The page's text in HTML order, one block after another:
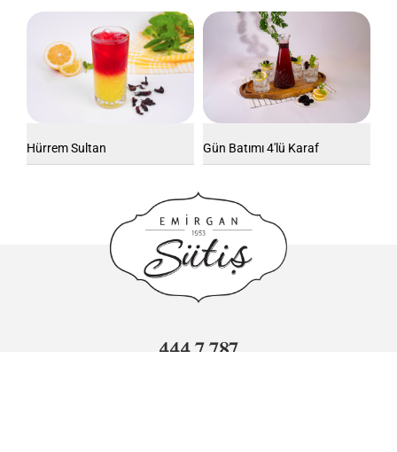
Hürrem Sultan Gün Batımı 4'lü Karaf
444 7 787